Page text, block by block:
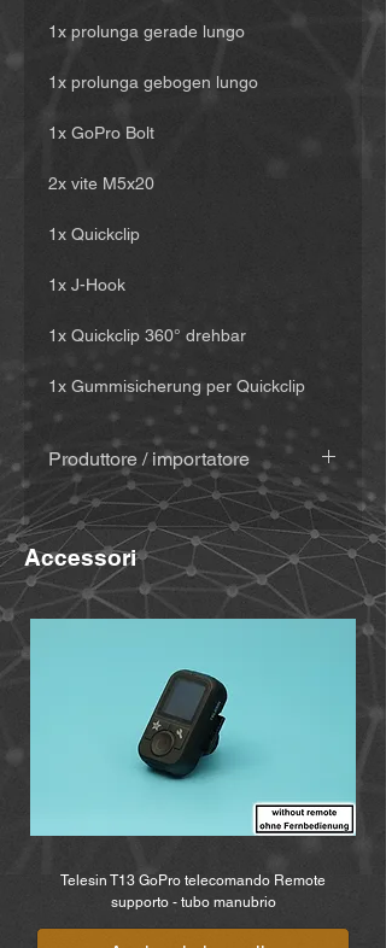
1x prolunga gerade lungo
1x prolunga gebogen lungo
1x GoPro Bolt
2x vite M5x20
1x Quickclip
1x J-Hook
1x Quickclip 360° drehbar
1x Gummisicherung per Quickclip
Produttore / importatore
MiBike - Mike Becker, Vormholzer
Ring 23, 58456 Witten,
www.mibike.de
Accessori
Telesin T13 GoPro telecomando Remote
supporto - tubo manubrio